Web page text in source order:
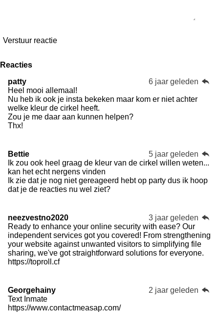
Verstuur reactie
Reacties
patty
6 jaar geleden
Heel mooi allemaal!
Nu heb ik ook je insta bekeken maar kom er niet achter
welke kleur de cirkel heeft.
Zou je me daar aan kunnen helpen?
Thx!
Bettie
5 jaar geleden
Ik zou ook heel graag de kleur van de cirkel willen weten...
kan het echt nergens vinden
Ik zie dat je nog niet gereageerd hebt op party dus ik hoop
dat je de reacties nu wel ziet?
neezvestno2020
3 jaar geleden
Ready to enhance your online security with ease? Our
independent services got you covered! From strengthening
your website against unwanted visitors to simplifying file
sharing, we've got straightforward solutions for everyone.
https://toproll.cf
Georgehainy
2 jaar geleden
Text Inmate
https://www.contactmeasap.com/